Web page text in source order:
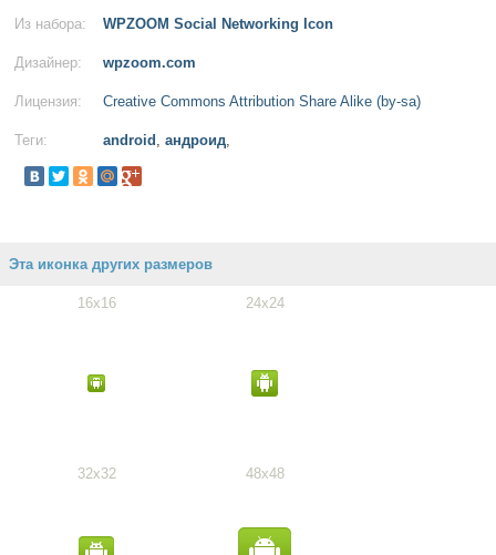
Из набора: WPZOOM Social Networking Icon
Дизайнер: wpzoom.com
Лицензия: Creative Commons Attribution Share Alike (by-sa)
Теги: android , андроид,
Эта иконка других размеров
16x16 24x24
32x32 48x48